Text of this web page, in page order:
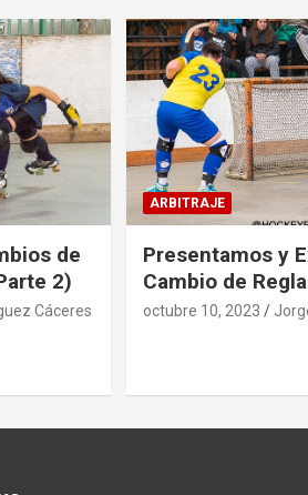
de
2)
Cáceres
ARBITRAJE
Presentamos y
Cambio de
octubre 10, 2023